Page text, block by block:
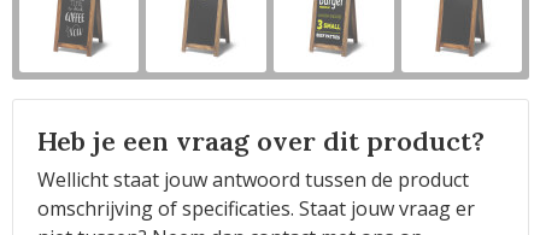
Heb je een vraag over dit product?
Wellicht staat jouw antwoord tussen de product
omschrijving of specificaties. Staat jouw vraag er